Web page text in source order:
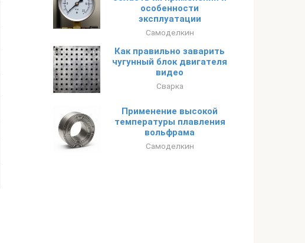
особенности
эксплуатации
Самоделкин
Как правильно заварить
чугунный блок двигателя
видео
Сварка
Применение высокой
температуры плавления
вольфрама
Самоделкин